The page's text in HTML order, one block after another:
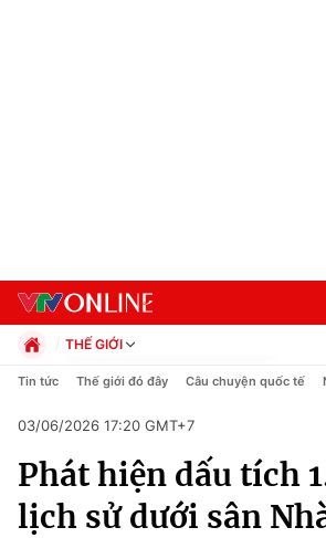
Chuyên mục
Chính trị
THẾ GIỚI
Chính trị
Pháp luật
Kinh tế
Thể thao
Truyền hình
Tin tức Thế giới đó đây Câu chuyện quốc tế
03/06/2026 17:20 GMT+7
Phát hiện dấu tích
lịch sử dưới sân